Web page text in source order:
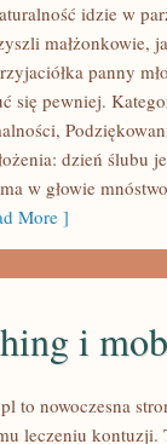
idzie w
małżonkowie,
panny
się pewniej.
dzień ślubu
w głowie
More ]
i
to nowoczesna
leczeniu